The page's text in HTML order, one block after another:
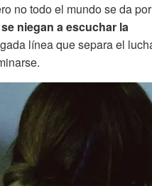
no todo el mundo se da por
niegan a escuchar la
línea que separa el